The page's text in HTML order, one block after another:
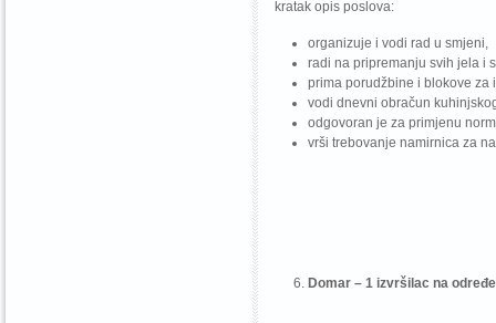
kratak opis poslova:
organizuje i vodi rad u smjeni,
radi na pripremanju svih jela i
prima porudžbine i blokove za
vodi dnevni obračun
odgovoran je za primjenu
vrši trebovanje namirnica za
Domar – 1 izvršilac na